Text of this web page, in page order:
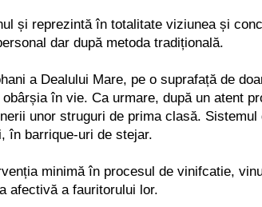
și reprezintă în totalitate viziunea și
dar după metoda tradițională.
a Dealului Mare, pe o suprafață de
în vie. Ca urmare, după un atent
unor struguri de prima clasă. Sistemul
în barrique-uri de stejar.
minimă în procesul de vinifcatie,
afectivă a fauritorului lor.